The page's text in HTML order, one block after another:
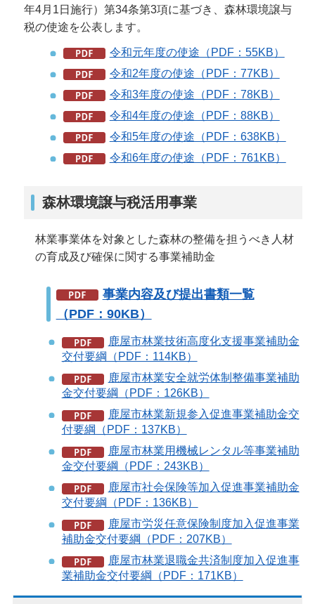
年4月1日施行）第34条第3項に基づき、森林環境譲与
税の使途を公表します。
令和元年度の使途（PDF：55KB）
令和2年度の使途（PDF：77KB）
令和3年度の使途（PDF：78KB）
令和4年度の使途（PDF：88KB）
令和5年度の使途（PDF：638KB）
令和6年度の使途（PDF：761KB）
森林環境譲与税活用事業
林業事業体を対象とした森林の整備を担うべき人材
の育成及び確保に関する事業補助金
事業内容及び提出書類一覧
（PDF：90KB）
鹿屋市林業技術高度化支援事業補助金
交付要綱（PDF：114KB）
鹿屋市林業安全就労体制整備事業補助
金交付要綱（PDF：126KB）
鹿屋市林業新規参入促進事業補助金交
付要綱（PDF：137KB）
鹿屋市林業用機械レンタル等事業補助
金交付要綱（PDF：243KB）
鹿屋市社会保険等加入促進事業補助金
交付要綱（PDF：136KB）
鹿屋市労災任意保険制度加入促進事業
補助金交付要綱（PDF：207KB）
鹿屋市林業退職金共済制度加入促進事
業補助金交付要綱（PDF：171KB）